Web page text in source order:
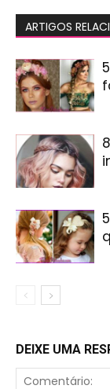
ARTIGOS
DEIXE UMA